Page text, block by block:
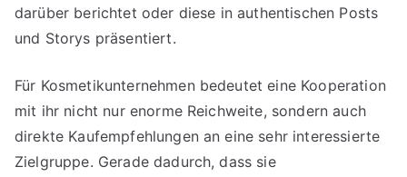
darüber berichtet oder diese in authentischen Posts
und Storys präsentiert.
Für Kosmetikunternehmen bedeutet eine Kooperation
mit ihr nicht nur enorme Reichweite, sondern auch
direkte Kaufempfehlungen an eine sehr interessierte
Zielgruppe. Gerade dadurch, dass sie